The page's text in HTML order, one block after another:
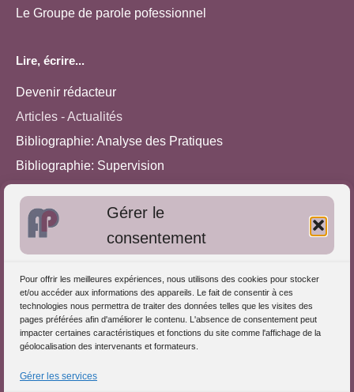
Gérer le
consentement
Pour offrir les meilleures expériences, nous utilisons des cookies pour stocker
et/ou accéder aux informations des appareils. Le fait de consentir à ces
technologies nous permettra de traiter des données telles que les visites des
pages préférées afin d'améliorer le contenu. L'absence de consentement peut
impacter certaines caractéristiques et fonctions du site comme l'affichage de la
géolocalisation des intervenants et formateurs.
Gérer les services
Le Groupe de parole pofessionnel
Lire, écrire...
Devenir rédacteur
Articles - Actualités
Bibliographie: Analyse des Pratiques
Bibliographie: Supervision
Approches de l'Analyse des pratiques
S'inscrire dans l'Annuaire
Publiez vos formations
Charte déontologique